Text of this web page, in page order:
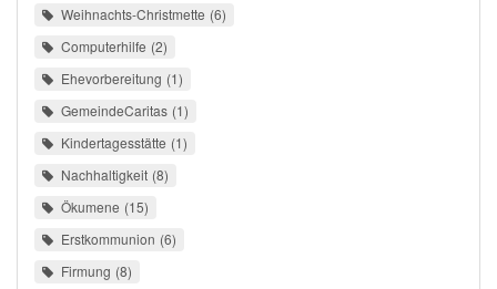
Weihnachts-Christmette 6
Computerhilfe 2
Ehevorbereitung 1
GemeindeCaritas 1
Kindertagesstätte 1
Nachhaltigkeit 8
Ökumene 15
Erstkommunion 6
Firmung 8